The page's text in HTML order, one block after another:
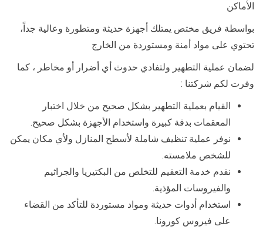
الأماكن
بواسطة فريق مختص يمتلك أجهزة حديثة ومتطورة وعالية جداً،
تحتوي على مواد أمنة ومستوردة من الخارج
لضمان عملية التطهير ولتفادي حدوث أي أضرار أو مخاطر ، كما
وفرت لكم شركتنا :
القيام بعملية التطهير بشكل صحيح من خلال اختبار
المعقمات بدقة كبيرة واستخدام الأجهزة بشكل صحيح.
نوفر عملية تنظيف شاملة لأسطح المنازل ولأي مكان يمكن
للشخص ملامسته.
نقدم خدمة التعقيم للتخلص من البكتيريا والجراثيم
والفيروسات المؤذية.
استخدام أدوات حديثة ومواد مستوردة للتأكد من القضاء
على فيروس كورونا.